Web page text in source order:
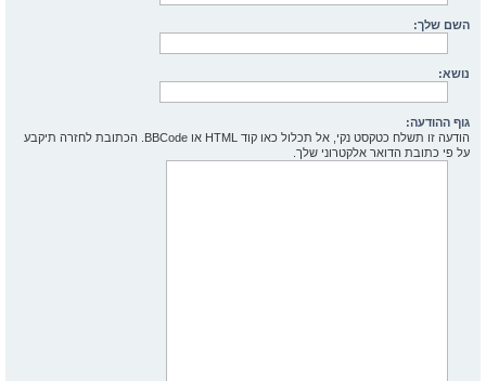
השם שלך:
נושא:
גוף ההודעה:
הודעה זו תשלח כטקסט נקי, אל תכלול כאו קוד HTML או BBCode. הכתובת לחזרה תיקבע
על פי כתובת הדואר אלקטרוני שלך.